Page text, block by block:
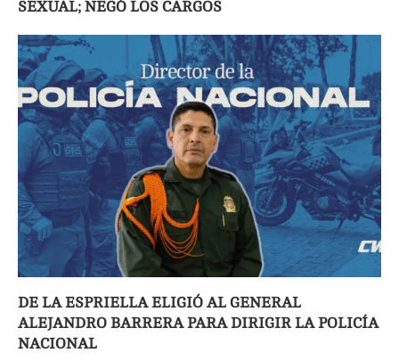
SEXUAL; NEGÓ LOS CARGOS
DE LA ESPRIELLA ELIGIÓ AL GENERAL
ALEJANDRO BARRERA PARA DIRIGIR LA POLICÍA
NACIONAL